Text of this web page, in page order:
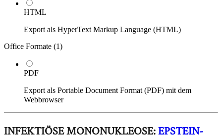
HTML
Export als HyperText Markup Language (HTML)
Office Formate (1)
PDF
Export als Portable Document Format (PDF) mit dem
Webbrowser
INFEKTIÖSE MONONUKLEOSE:EPSTEIN-